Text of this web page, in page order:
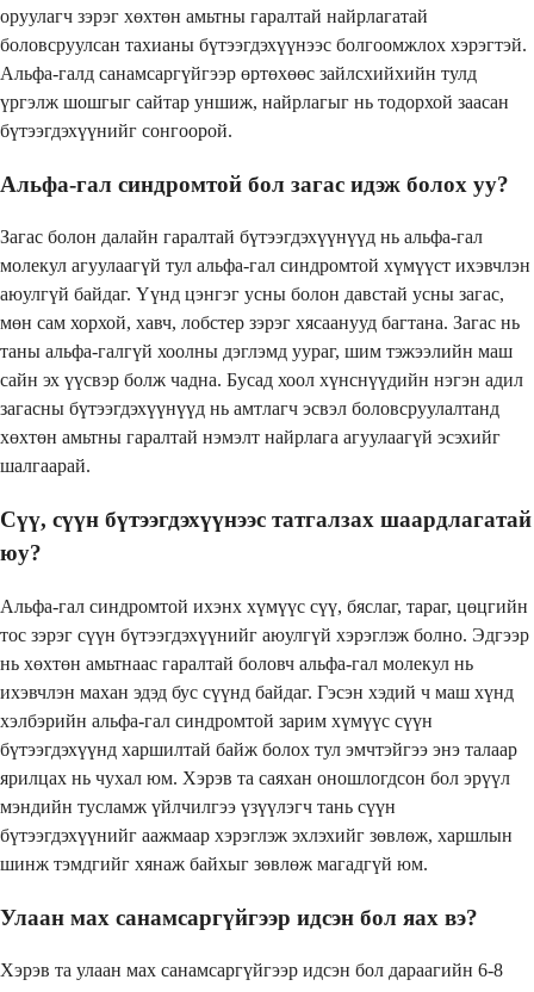
оруулагч зэрэг хөхтөн амьтны гаралтай найрлагатай
боловсруулсан тахианы бүтээгдэхүүнээс болгоомжлох хэрэгтэй.
Альфа-галд санамсаргүйгээр өртөхөөс зайлсхийхийн тулд
үргэлж шошгыг сайтар уншиж, найрлагыг нь тодорхой заасан
бүтээгдэхүүнийг сонгоорой.
Альфа-гал синдромтой бол загас идэж болох уу?
Загас болон далайн гаралтай бүтээгдэхүүнүүд нь альфа-гал
молекул агуулаагүй тул альфа-гал синдромтой хүмүүст ихэвчлэн
аюулгүй байдаг. Үүнд цэнгэг усны болон давстай усны загас,
мөн сам хорхой, хавч, лобстер зэрэг хясаанууд багтана. Загас нь
таны альфа-галгүй хоолны дэглэмд уураг, шим тэжээлийн маш
сайн эх үүсвэр болж чадна. Бусад хоол хүнснүүдийн нэгэн адил
загасны бүтээгдэхүүнүүд нь амтлагч эсвэл боловсруулалтанд
хөхтөн амьтны гаралтай нэмэлт найрлага агуулаагүй эсэхийг
шалгаарай.
Сүү, сүүн бүтээгдэхүүнээс татгалзах шаардлагатай
юу?
Альфа-гал синдромтой ихэнх хүмүүс сүү, бяслаг, тараг, цөцгийн
тос зэрэг сүүн бүтээгдэхүүнийг аюулгүй хэрэглэж болно. Эдгээр
нь хөхтөн амьтнаас гаралтай боловч альфа-гал молекул нь
ихэвчлэн махан эдэд бус сүүнд байдаг. Гэсэн хэдий ч маш хүнд
хэлбэрийн альфа-гал синдромтой зарим хүмүүс сүүн
бүтээгдэхүүнд харшилтай байж болох тул эмчтэйгээ энэ талаар
ярилцах нь чухал юм. Хэрэв та саяхан оношлогдсон бол эрүүл
мэндийн тусламж үйлчилгээ үзүүлэгч тань сүүн
бүтээгдэхүүнийг аажмаар хэрэглэж эхлэхийг зөвлөж, харшлын
шинж тэмдгийг хянаж байхыг зөвлөж магадгүй юм.
Улаан мах санамсаргүйгээр идсэн бол яах вэ?
Хэрэв та улаан мах санамсаргүйгээр идсэн бол дараагийн 6-8